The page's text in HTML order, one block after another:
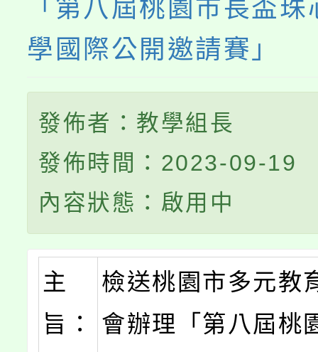
「第八屆桃園市長盃
學國際公開邀請賽」
發佈者：教學組長
發佈時間：2023-09-19
內容狀態：啟用中
主
旨：
檢送桃園市多元教
會辦理「第八屆桃